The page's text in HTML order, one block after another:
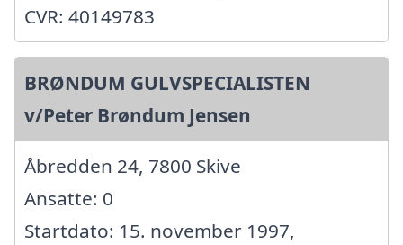
CVR: 40149783
BRØNDUM GULVSPECIALISTEN
v/Peter Brøndum Jensen
Åbredden 24, 7800 Skive
Ansatte: 0
Startdato: 15. november 1997,